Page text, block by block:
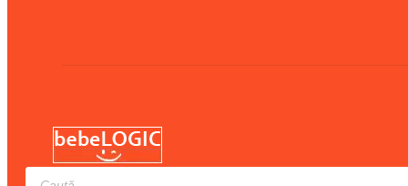
Products